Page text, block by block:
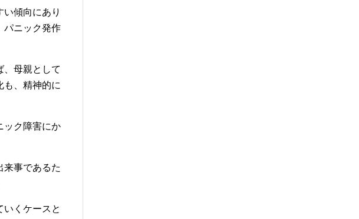
傾向にあり
パニック発作
、母親として
も、精神的に
ック障害にか
来事であるた
くケースと